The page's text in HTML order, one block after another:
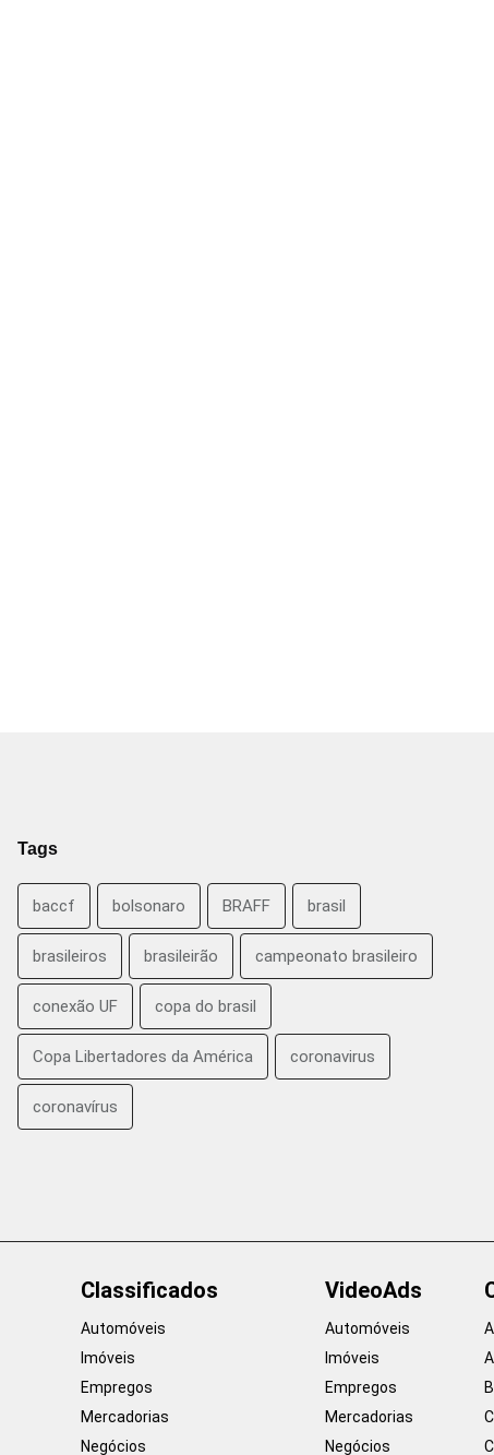
Tags
baccf bolsonaro BRAFF brasil
brasileiros brasileirão campeonato brasileiro
conexão UF copa do brasil
Copa Libertadores da América coronavirus
coronavírus
Classificados
Automóveis
Imóveis
Empregos
Mercadorias
Negócios
VideoAds
Automóveis
Imóveis
Empregos
Mercadorias
Negócios